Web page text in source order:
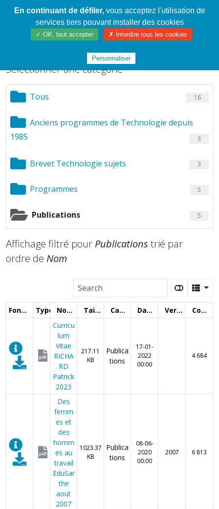
Cahier de textes patrickRICHARD
Chargement de fichiers
Sélectionner une catégorie
Tous 16
Anciens programmes de Technologie depuis
1985
3
Brevet Technologie sujets 3
Programmes 5
Publications 5
Affichage filtré pour Publications trié par
ordre de Nom
Fonctions Type Nom Taille Catégorie Date Version Compteur
pdf
Curricu
lum
Vitae
RICHA
RD
Patrick
2023
217.11
KB
Publica
tions
17-01-
2022
00:00
4 684
pdf
Des
femm
es et
des
homm
es au
travail
EduSar
the
aout
2007
1023.37
KB
Publica
tions
08-06-
2020
00:00
2007 6 813
En continuant de défiler,vous acceptez l'utilisation de
services tiers pouvant installer des cookies
✓ OK, tout accepter ✗ Interdire tous les cookies
Personnaliser